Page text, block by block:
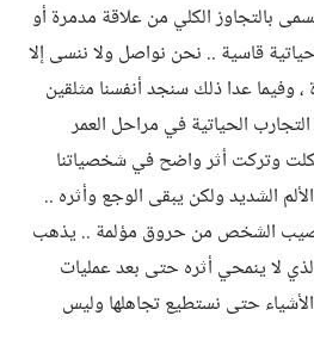
بالتجاوز الكلي من علاقة مدمرة أو
قاسية .. نحن نواصل ولا ننسى إلا
وفيما عدا ذلك سنجد أنفسنا مثلقين
الحياتية في مراحل العمر
وتركت أثر واضح في شخصياتنا
الشديد ولكن يبقى الوجع وأثره ..
الشخص من حروق مؤلمة .. يذهب
لا ينمحي أثره حتى بعد عمليات
حتى نستطيع تجاهلها وليس